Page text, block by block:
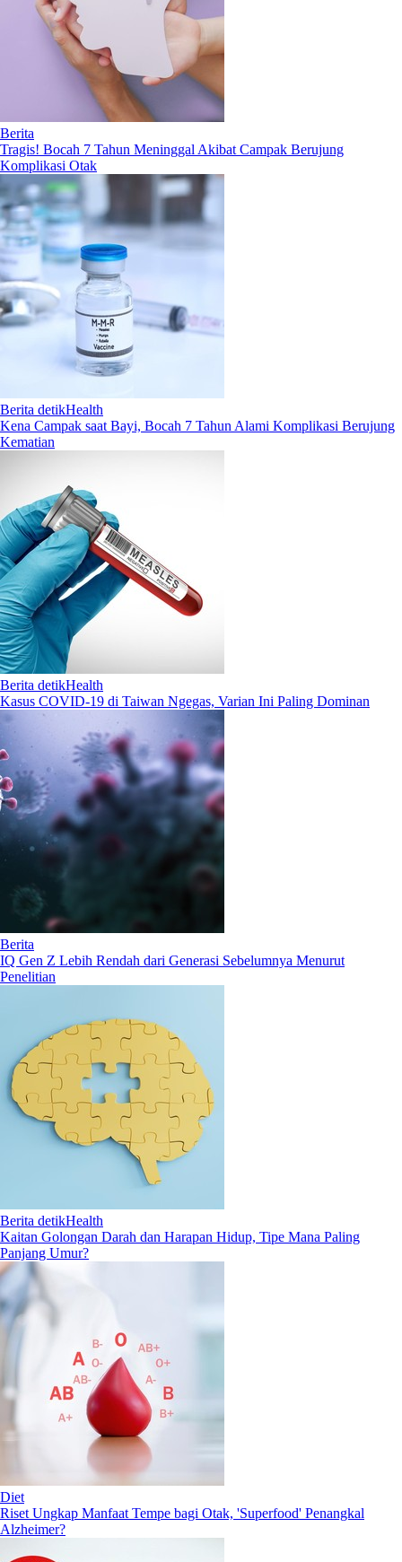
Berita
Tragis! Bocah 7 Tahun Meninggal Akibat Campak Berujung
Komplikasi Otak
Berita detikHealth
Kena Campak saat Bayi, Bocah 7 Tahun Alami Komplikasi Berujung
Kematian
Berita detikHealth
Kasus COVID-19 di Taiwan Ngegas, Varian Ini Paling Dominan
Berita
IQ Gen Z Lebih Rendah dari Generasi Sebelumnya Menurut
Penelitian
Berita detikHealth
Kaitan Golongan Darah dan Harapan Hidup, Tipe Mana Paling
Panjang Umur?
Diet
Riset Ungkap Manfaat Tempe bagi Otak, 'Superfood' Penangkal
Alzheimer?